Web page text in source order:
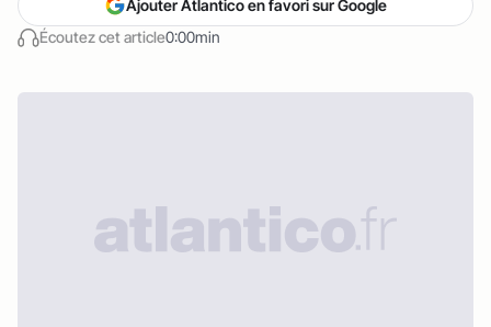
Écoutez cet article0:00min
Ajouter Atlantico en favori sur Google